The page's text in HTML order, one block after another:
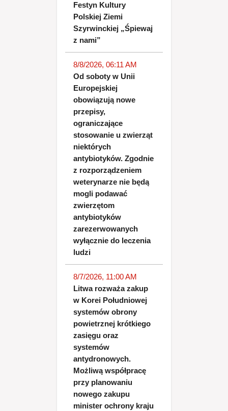
Festyn Kultury
Polskiej Ziemi
Szyrwinckiej „Śpiewaj
z nami”
8/8/2026, 06:11 AM
Od soboty w Unii
Europejskiej
obowiązują nowe
przepisy,
ograniczające
stosowanie u zwierząt
niektórych
antybiotyków. Zgodnie
z rozporządzeniem
weterynarze nie będą
mogli podawać
zwierzętom
antybiotyków
zarezerwowanych
wyłącznie do leczenia
ludzi
8/7/2026, 11:00 AM
Litwa rozważa zakup
w Korei Południowej
systemów obrony
powietrznej krótkiego
zasięgu oraz
systemów
antydronowych.
Możliwą współpracę
przy planowaniu
nowego zakupu
minister ochrony kraju